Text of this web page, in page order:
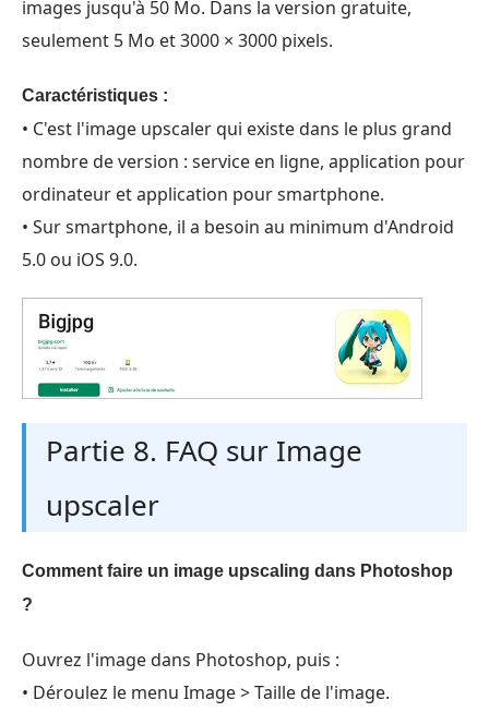
images jusqu'à 50 Mo. Dans la version gratuite,
seulement 5 Mo et 3000 × 3000 pixels.
Caractéristiques :
• C'est l'image upscaler qui existe dans le plus grand
nombre de version : service en ligne, application pour
ordinateur et application pour smartphone.
• Sur smartphone, il a besoin au minimum d'Android
5.0 ou iOS 9.0.
Partie 8. FAQ sur Image
upscaler
Comment faire un image upscaling dans Photoshop
?
Ouvrez l'image dans Photoshop, puis :
• Déroulez le menu Image > Taille de l'image.